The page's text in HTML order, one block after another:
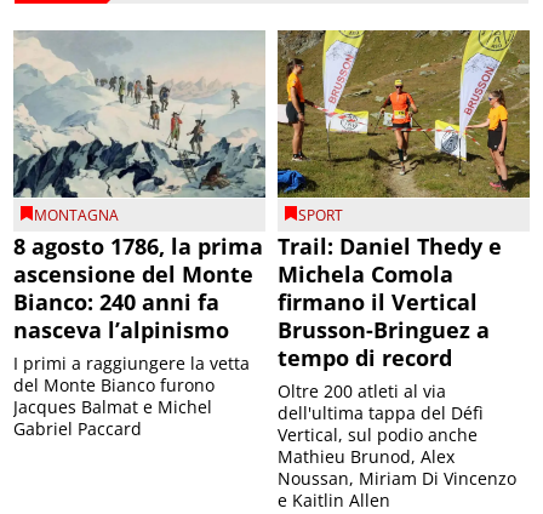
MONTAGNA
8 agosto 1786, la prima
ascensione del Monte
Bianco: 240 anni fa
nasceva l’alpinismo
I primi a raggiungere la vetta
del Monte Bianco furono
Jacques Balmat e Michel
Gabriel Paccard
SPORT
Trail: Daniel Thedy e
Michela Comola
firmano il Vertical
Brusson-Bringuez a
tempo di record
Oltre 200 atleti al via
dell'ultima tappa del Défì
Vertical, sul podio anche
Mathieu Brunod, Alex
Noussan, Miriam Di Vincenzo
e Kaitlin Allen